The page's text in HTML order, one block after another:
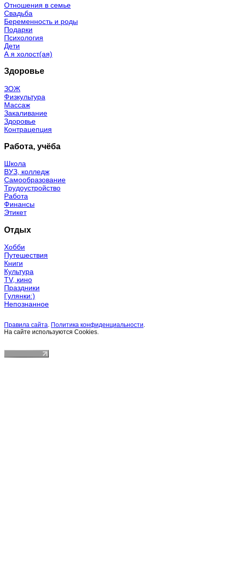
Отношения в семье
Свадьба
Беременность и роды
Подарки
Психология
Дети
А я холост(ая)
Здоровье
ЗОЖ
Физкультура
Массаж
Закаливание
Здоровье
Контрацепция
Работа, учёба
Школа
ВУЗ, колледж
Самообразование
Трудоустройство
Работа
Финансы
Этикет
Отдых
Хобби
Путешествия
Книги
Культура
TV, кино
Праздники
Гулянки:)
Непознанное
Правила сайта. Политика конфиденциальности.
На сайте используются Cookies.